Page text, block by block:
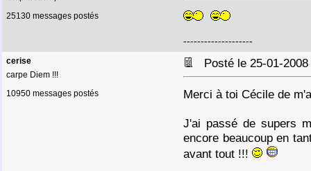
25130 messages postés
--------------------
cerise
carpe Diem !!!
10950 messages postés
Posté le 25-01-
Merci à toi Cécile de
J'ai passé de supers
encore beaucoup en
avant tout !!!